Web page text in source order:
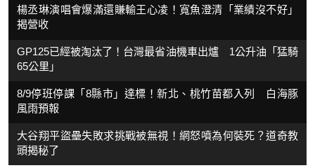
楊丞琳演唱會爆滿還賺輸王心凌！寬魚澄清「業績沒不好」
揭營收
GP125已經被淘汰了！台灣最省油機車出爐 1公升油「猛騎
65公里」
8/9停班停課「8縣市」達標！新北、桃竹苗都入列 白海豚
風雨預報
大谷翔平盜壘失敗求挑戰被無視！網怒噴為何裝死？道奇教
頭揭秘了